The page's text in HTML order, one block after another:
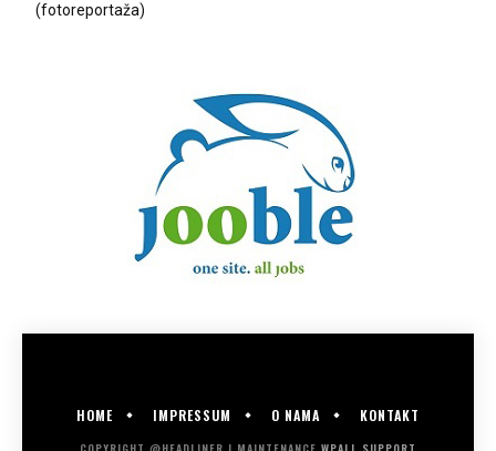
(fotoreportaža)
HOME IMPRESSUM O NAMA KONTAKT